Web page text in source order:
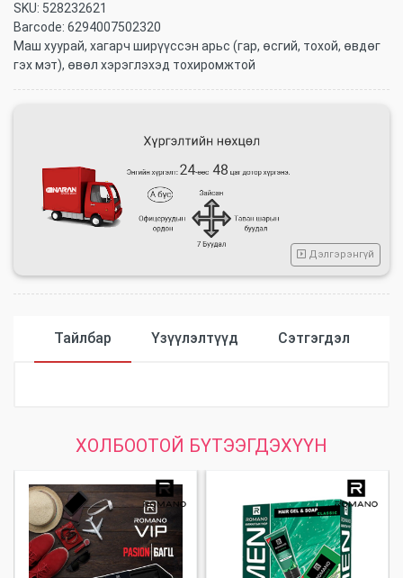
SKU: 528232621
Barcode: 6294007502320
Маш хуурай, хагарч ширүүссэн арьс (гар, өсгий, тохой, өвдөг
гэх мэт), өвөл хэрэглэхэд тохиромжтой
Дэлгэрэнгүй
Тайлбар Үзүүлэлтүүд Сэтгэгдэл
ХОЛБООТОЙ БҮТЭЭГДЭХҮҮН